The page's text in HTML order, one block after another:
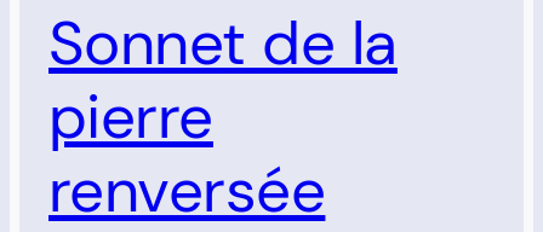
Sonnet de la
pierre
renversée